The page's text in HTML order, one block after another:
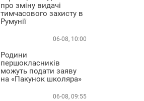
про зміну видачі
тимчасового захисту в
Румунії
06-08, 10:00
Родини
першокласників
можуть подати заяву
на «Пакунок школяра»
06-08, 09:55